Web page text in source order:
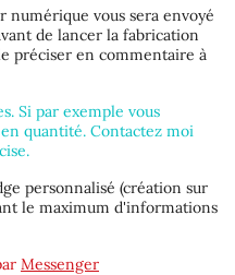
numérique vous sera envoyé
de lancer la fabrication
préciser en commentaire à
Si par exemple vous
quantité. Contactez moi
personnalisé (création sur
le maximum d'informations
Messenger